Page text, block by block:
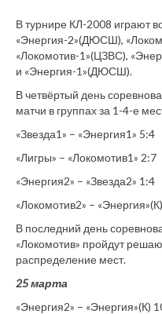
В турнире КЛ-2008 играют
«Энергия-2»(ДЮСШ),
«Локомотив-1»(ЦЗВС),
и «Энергия-1»(ДЮСШ).
В четвёртый день
матчи в группах за 1-4-е
«Звезда1» – «Энергия1» 5:4
«Лигры» – «Локомотив1» 2:7
«Энергия2» – «Звезда2» 1:4
«Локомотив2» –
В последний день
«Локомотив» пройдут
распределение мест.
25 марта
«Энергия2» – «Энергия»(К)